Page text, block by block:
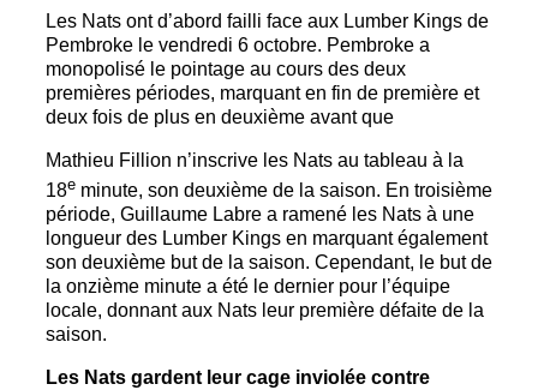
Les Nats ont d’abord failli face aux Lumber Kings de
Pembroke le vendredi 6 octobre. Pembroke a
monopolisé le pointage au cours des deux
premières périodes, marquant en fin de première et
deux fois de plus en deuxième avant que
Mathieu Fillion n’inscrive les Nats au tableau à la
18e minute, son deuxième de la saison. En troisième
période, Guillaume Labre a ramené les Nats à une
longueur des Lumber Kings en marquant également
son deuxième but de la saison. Cependant, le but de
la onzième minute a été le dernier pour l’équipe
locale, donnant aux Nats leur première défaite de la
saison.
Les Nats gardent leur cage inviolée contre